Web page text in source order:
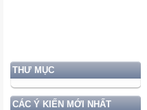
THƯ MỤC
CÁC Ý KIẾN MỚI NHẤT